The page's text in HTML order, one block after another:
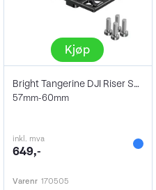
Kjøp
Bright Tangerine DJI Riser Shim
57mm-60mm
inkl. mva
649,-
Varenr 170505